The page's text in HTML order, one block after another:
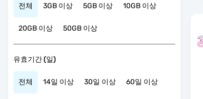
전체 3GB 이상 5GB 이상 10GB 이상
20GB 이상 50GB 이상
유효기간 (일)
전체 14일 이상 30일 이상 60일 이상